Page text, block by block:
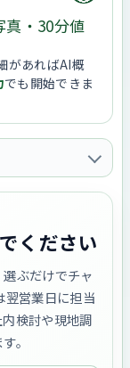
真・30分値
があればAI概
でも開始できま
ください
ぶだけでチャ
翌営業日に担当
検討や現地調
。